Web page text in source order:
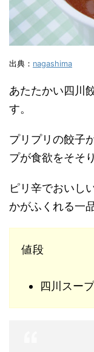
出典： nagashima
あたたかい四川
す。
プリプリの餃子
プが食欲をそそ
ピリ辛でおいし
かがふくれる一
値段
四川スープ